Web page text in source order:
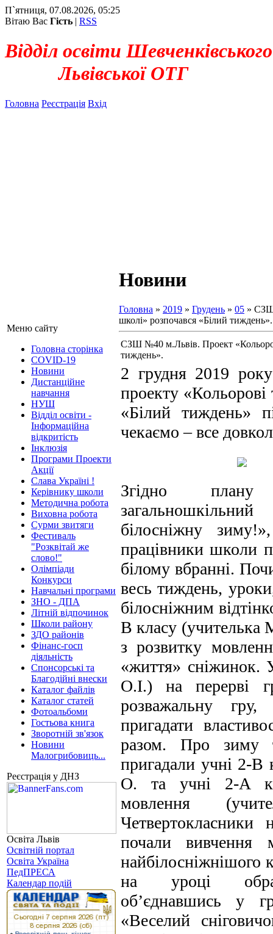
П`ятниця, 07.08.2026, 05:25
Вітаю Вас Гість | RSS
Відділ освіти
Львівської ОТГ
Головна Реєстрація Вхід
Меню сайту
Головна сторінка
COVID-19
Новини
Дистанційне
навчання
НУШ
Відділ освіти -
Інформаційна
відкритість
Інклюзія
Програми Проекти
Акції
Слава Україні !
Керівнику школи
Методична робота
Виховна робота
Сурми звитяги
Фестиваль
"Розквітай же
слово!"
Олімпіади
Конкурси
Навчальні програми
ЗНО - ДПА
Літній відпочинок
Школи району
ЗДО районів
Фінанс-госп
діяльність
Спонсорські та
Благодійні внески
Каталог файлів
Каталог статей
Фотоальбоми
Гостьова книга
Зворотній зв'язок
Новини
Малогрибовиць...
Реєстрація у ДНЗ
Освіта Львів
Освітній портал
Освіта Україна
ПедПРЕСА
Календар подій
Новини
Головна » 2019 » Грудень » 05 » СЗШ
школі» розпочався «Білий тиждень».
СЗШ №40 м.Львів. Проект
тиждень».
2 грудня 2019
проекту
«Білий тиждень»
чекаємо – все
Згідно плану
білосніжну
працівники школи
білому вбранні.
весь тиждень,
білосніжним
В класу (учителька
з розвитку
«життя» сніжинок.
О.І.) на перерві
розважальну
пригадати
разом. Про зиму
пригадали учні 2-
О. та учні 2-А
мовлення
Четвертокласники
почали вивчення
найбілосніжнішого
на уроці
об’єднавшись у
«Веселий